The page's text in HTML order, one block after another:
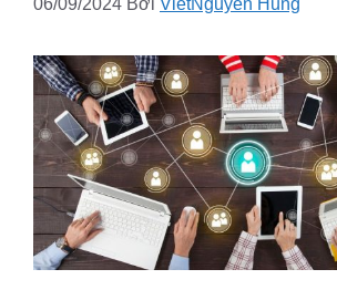
06/09/2024 Bởi VietNguyen Hung